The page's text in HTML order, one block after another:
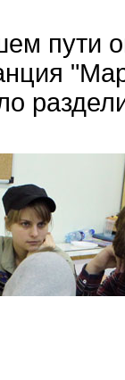
пути